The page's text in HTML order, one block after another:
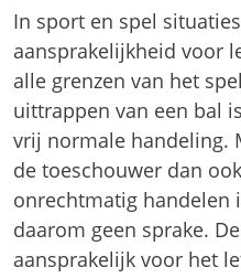
In sport en spel
aansprakelijkheid voor
alle grenzen van het
uittrappen van een bal
vrij normale handeling.
de toeschouwer dan
onrechtmatig handelen
daarom geen sprake.
aansprakelijk voor het